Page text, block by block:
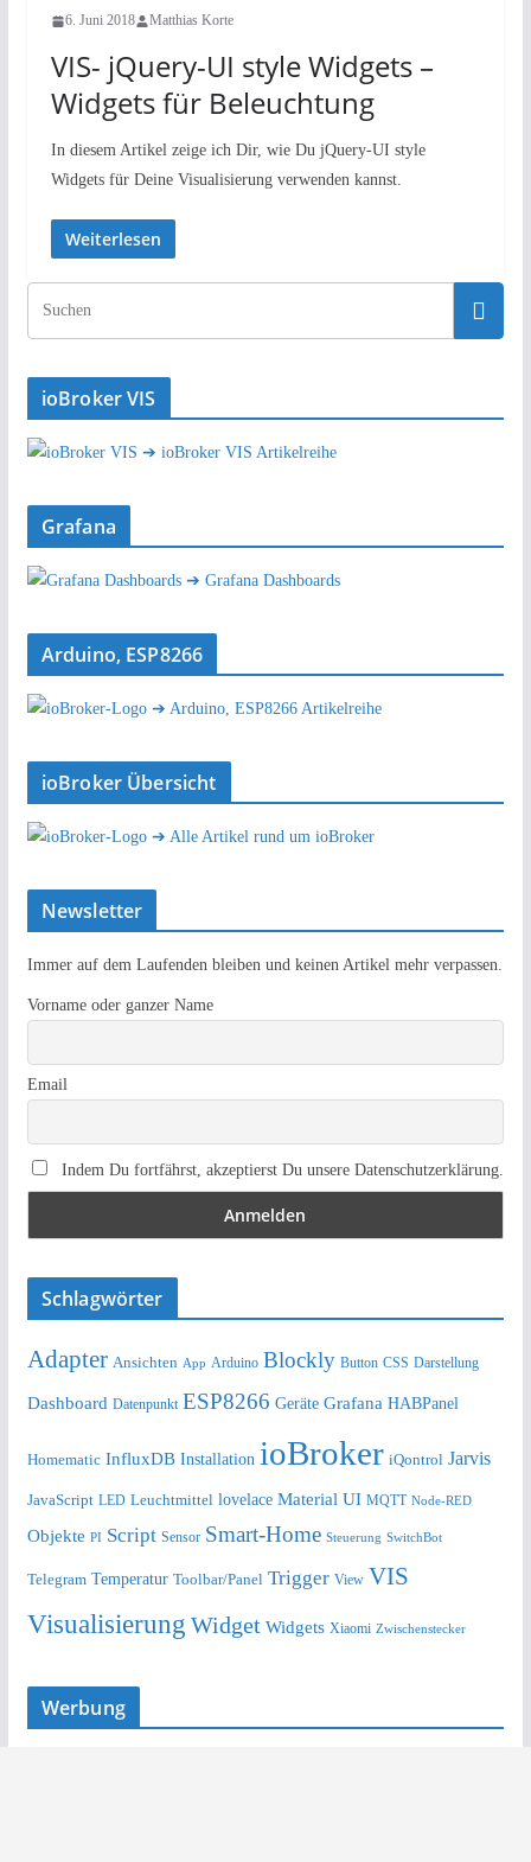
6. Juni 2018 Matthias Korte
VIS- jQuery-UI style Widgets –
Widgets für Beleuchtung
In diesem Artikel zeige ich Dir, wie Du jQuery-UI style
Widgets für Deine Visualisierung verwenden kannst.
Weiterlesen
ioBroker VIS
➔ ioBroker VIS Artikelreihe
Grafana
➔ Grafana Dashboards
Arduino, ESP8266
➔ Arduino, ESP8266 Artikelreihe
ioBroker Übersicht
➔ Alle Artikel rund um ioBroker
Newsletter
Immer auf dem Laufenden bleiben und keinen Artikel mehr verpassen.
Vorname oder ganzer Name
Email
Indem Du fortfährst, akzeptierst Du unsere Datenschutzerklärung.
Schlagwörter
Adapter Ansichten App Arduino Blockly Button CSS Darstellung
Dashboard Datenpunkt ESP8266 Geräte Grafana HABPanel
Homematic InfluxDB Installation ioBroker iQontrol Jarvis
JavaScript LED Leuchtmittel lovelace Material UI MQTT Node-RED
Objekte PI Script Sensor Smart-Home Steuerung SwitchBot
Telegram Temperatur Toolbar/Panel Trigger View VIS
Visualisierung Widget Widgets Xiaomi Zwischenstecker
Werbung